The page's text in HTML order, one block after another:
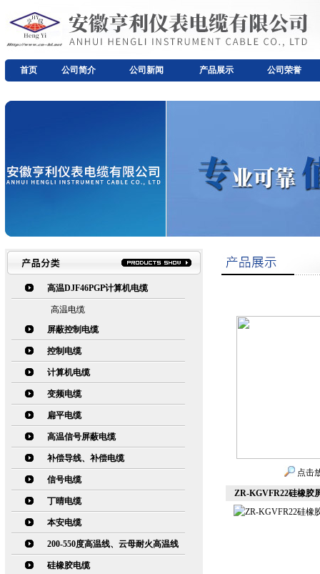
首页 公司简介 公司新闻 产品展示 公司荣誉
高温DJF46PGP计算机电缆
高温电缆
屏蔽控制电缆
控制电缆
计算机电缆
变频电缆
扁平电缆
高温信号屏蔽电缆
补偿导线、补偿电缆
信号电缆
丁晴电缆
本安电缆
200-550度高温线、云母耐火高温线
硅橡胶电缆
点击
ZR-KGVFR22硅橡胶